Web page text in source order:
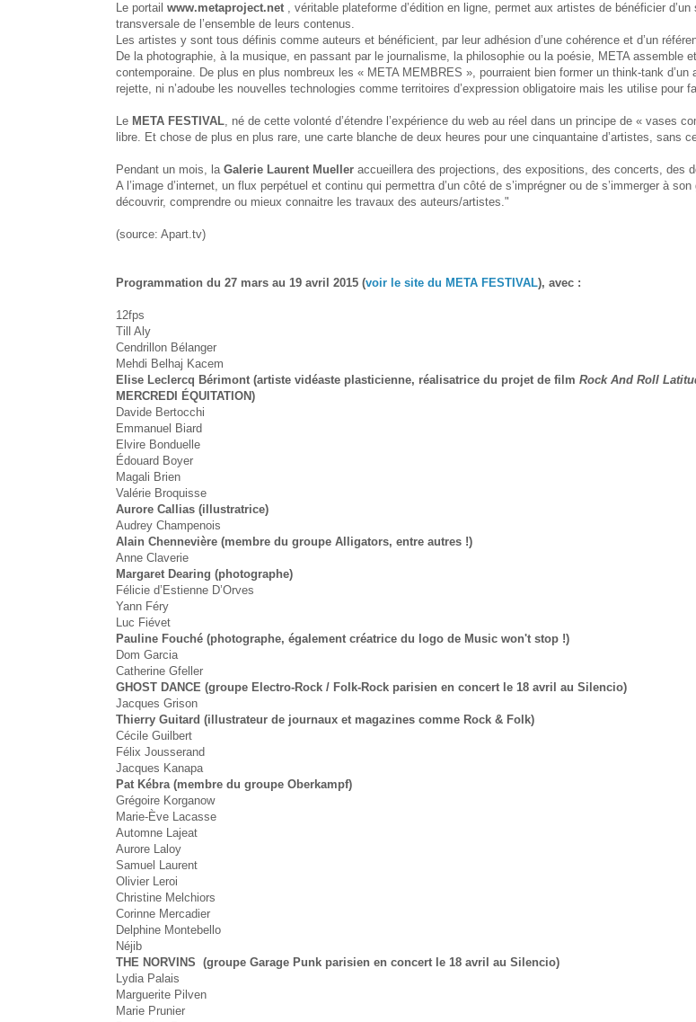
Le portail www.metaproject.net , véritable plateforme d’édition en ligne, permet aux artistes de bénéficier
transversale de l’ensemble de leurs contenus.
Les artistes y sont tous définis comme auteurs et bénéficient, par leur adhésion d’une cohérence et d’un
De la photographie, à la musique, en passant par le journalisme, la philosophie ou la poésie, META
contemporaine. De plus en plus nombreux les « META MEMBRES », pourraient bien former un think-tank
rejette, ni n’adoube les nouvelles technologies comme territoires d’expression obligatoire mais les utilise pour
Le META FESTIVAL, né de cette volonté d’étendre l’expérience du web au réel dans un principe de « vases
libre. Et chose de plus en plus rare, une carte blanche de deux heures pour une cinquantaine d’artistes, sans
Pendant un mois, la Galerie Laurent Mueller accueillera des projections, des expositions, des concerts, des
A l’image d’internet, un flux perpétuel et continu qui permettra d’un côté de s’imprégner ou de s’immerger à
découvrir, comprendre ou mieux connaitre les travaux des auteurs/artistes."
(source: Apart.tv)
Programmation du 27 mars au 19 avril 2015 (voir le site du META FESTIVAL), avec :
12fps
Till Aly
Cendrillon Bélanger
Mehdi Belhaj Kacem
Elise Leclercq Bérimont (artiste vidéaste plasticienne, réalisatrice du projet de film Rock And Roll
MERCREDI ÉQUITATION)
Davide Bertocchi
Emmanuel Biard
Elvire Bonduelle
Édouard Boyer
Magali Brien
Valérie Broquisse
Aurore Callias (illustratrice)
Audrey Champenois
Alain Chennevière (membre du groupe Alligators, entre autres !)
Anne Claverie
Margaret Dearing (photographe)
Félicie d’Estienne D’Orves
Yann Féry
Luc Fiévet
Pauline Fouché (photographe, également créatrice du logo de Music won't stop !)
Dom Garcia
Catherine Gfeller
GHOST DANCE (groupe Electro-Rock / Folk-Rock parisien en concert le 18 avril au Silencio)
Jacques Grison
Thierry Guitard (illustrateur de journaux et magazines comme Rock & Folk)
Cécile Guilbert
Félix Jousserand
Jacques Kanapa
Pat Kébra (membre du groupe Oberkampf)
Grégoire Korganow
Marie-Ève Lacasse
Automne Lajeat
Aurore Laloy
Samuel Laurent
Olivier Leroi
Christine Melchiors
Corinne Mercadier
Delphine Montebello
Néjib
THE NORVINS (groupe Garage Punk parisien en concert le 18 avril au Silencio)
Lydia Palais
Marguerite Pilven
Marie Prunier